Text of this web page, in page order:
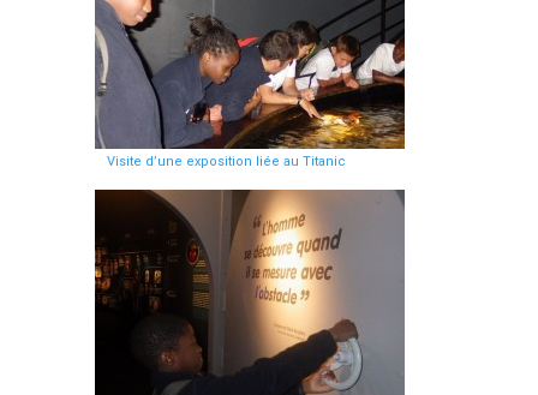
Visite d’une exposition liée au Titanic